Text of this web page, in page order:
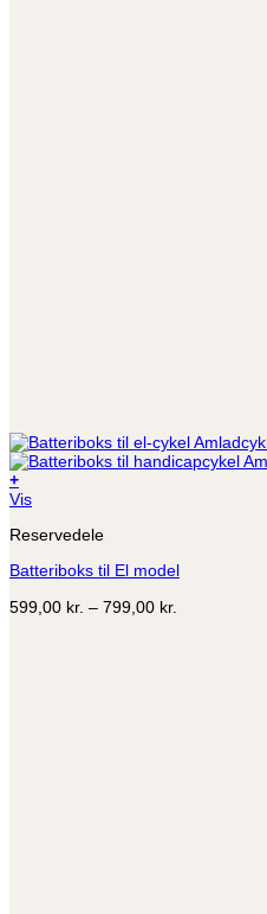
+
Dette
har
varianter.
kan
Vis
Reservedele
Batteriboks til El model
599,00 kr. – 799,00 kr.